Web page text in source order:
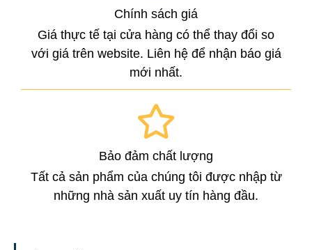
Chính sách giá
Giá thực tế tại cửa hàng có thể thay đổi so
với giá trên website. Liên hệ để nhận báo giá
mới nhất.
Bảo đảm chất lượng
Tất cả sản phẩm của chúng tôi được nhập từ
những nhà sản xuất uy tín hàng đầu.